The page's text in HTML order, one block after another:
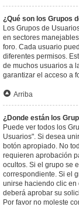
¿Qué son los Grupos
Los Grupos de
en sectores
foro. Cada usuario
diferentes permisos.
de muchos usuarios a
garantizar el acceso a
Arriba
¿Donde están los
Puede ver todos los
Usuarios". Si desea
botón apropiado. No
requieren aprobación
ocultos. Si el grupo se
correspondiente. Si el
unirse haciendo clic
deberá aprobar su
Por favor no moleste